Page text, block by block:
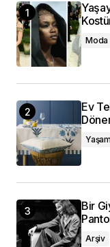
Moda
Ev
Bir
Arşiv